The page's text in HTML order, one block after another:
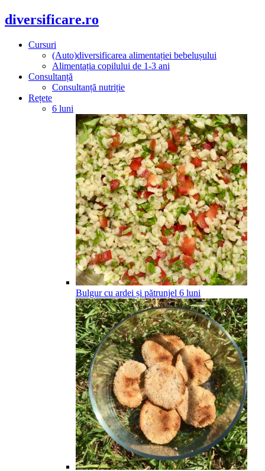
diversificare.ro
Cursuri
(Auto)diversificarea alimentației bebelușului
Alimentația copilului de 1-3 ani
Consultanță
Consultanță nutriție
Rețete
6 luni
Bulgur cu ardei și pătrunjel 6 luni